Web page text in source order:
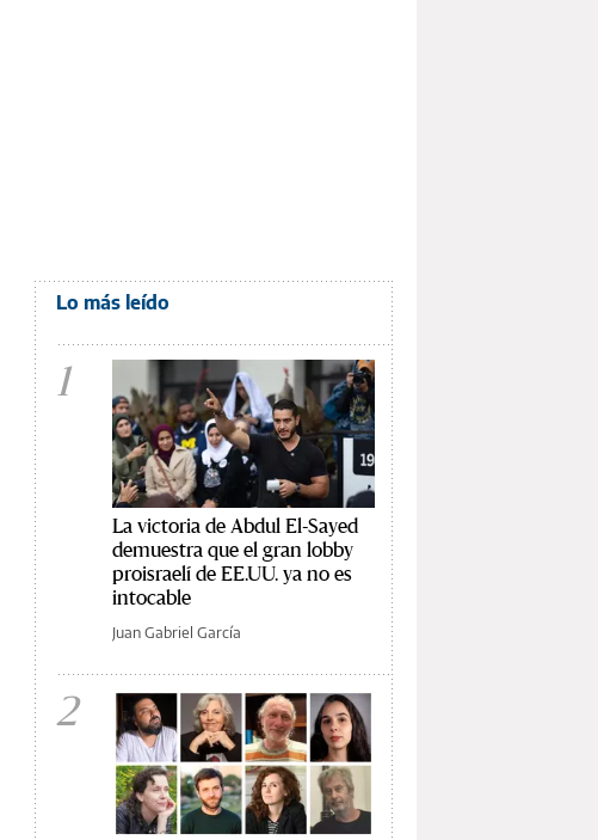
Lo más leído
1
La victoria de Abdul El-Sayed
demuestra que el gran lobby
proisraelí de EE.UU. ya no es
intocable
Juan Gabriel García
2